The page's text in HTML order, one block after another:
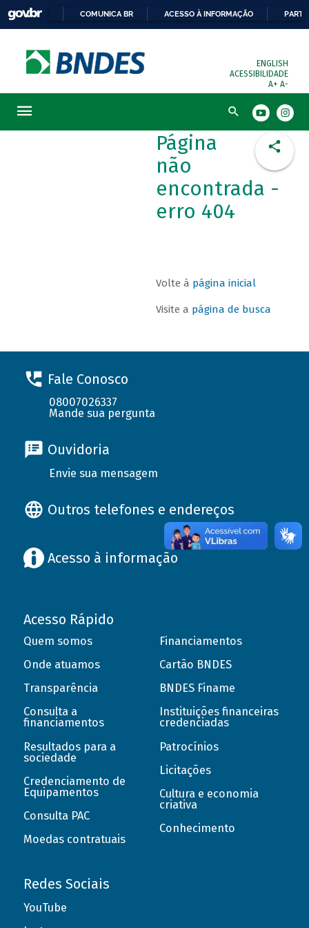
COMUNICA BR ACESSO À INFORMAÇÃO
ENGLISH
ACESSIBILIDADE
A+ A-
Busca
Página
não
encontrada -
erro 404
Volte à página inicial
Visite a página de busca
Fale Conosco
08007026337
Mande sua pergunta
Ouvidoria
Envie sua mensagem
Outros telefones e endereços
Acesso à informação
Acesso Rápido
Quem somos
Onde atuamos
Transparência
Consulta a
financiamentos
Resultados para a
sociedade
Credenciamento de
Equipamentos
Consulta PAC
Moedas contratuais
Financiamentos
Cartão BNDES
BNDES Finame
Instituições financeiras
credenciadas
Patrocínios
Licitações
Cultura e economia
criativa
Conhecimento
Redes Sociais
YouTube